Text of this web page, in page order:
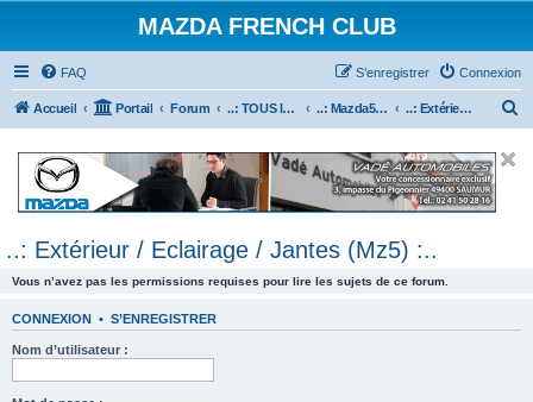
MAZDA FRENCH CLUB
FAQ Connexion
S’enregistrer
Accueil Portail Forum ..: TOUS les Véhicules MAZDA :.. ..: Mazda5 :.. ..: Extérieur / Eclairage / Jantes (Mz5) :..
e
..: Extérieur / Eclairage / Jantes (Mz5) :..
Vous n’avez pas les permissions requises pour lire les sujets de ce forum.
CONNEXION • S’ENREGISTRER
Nom d’utilisateur :